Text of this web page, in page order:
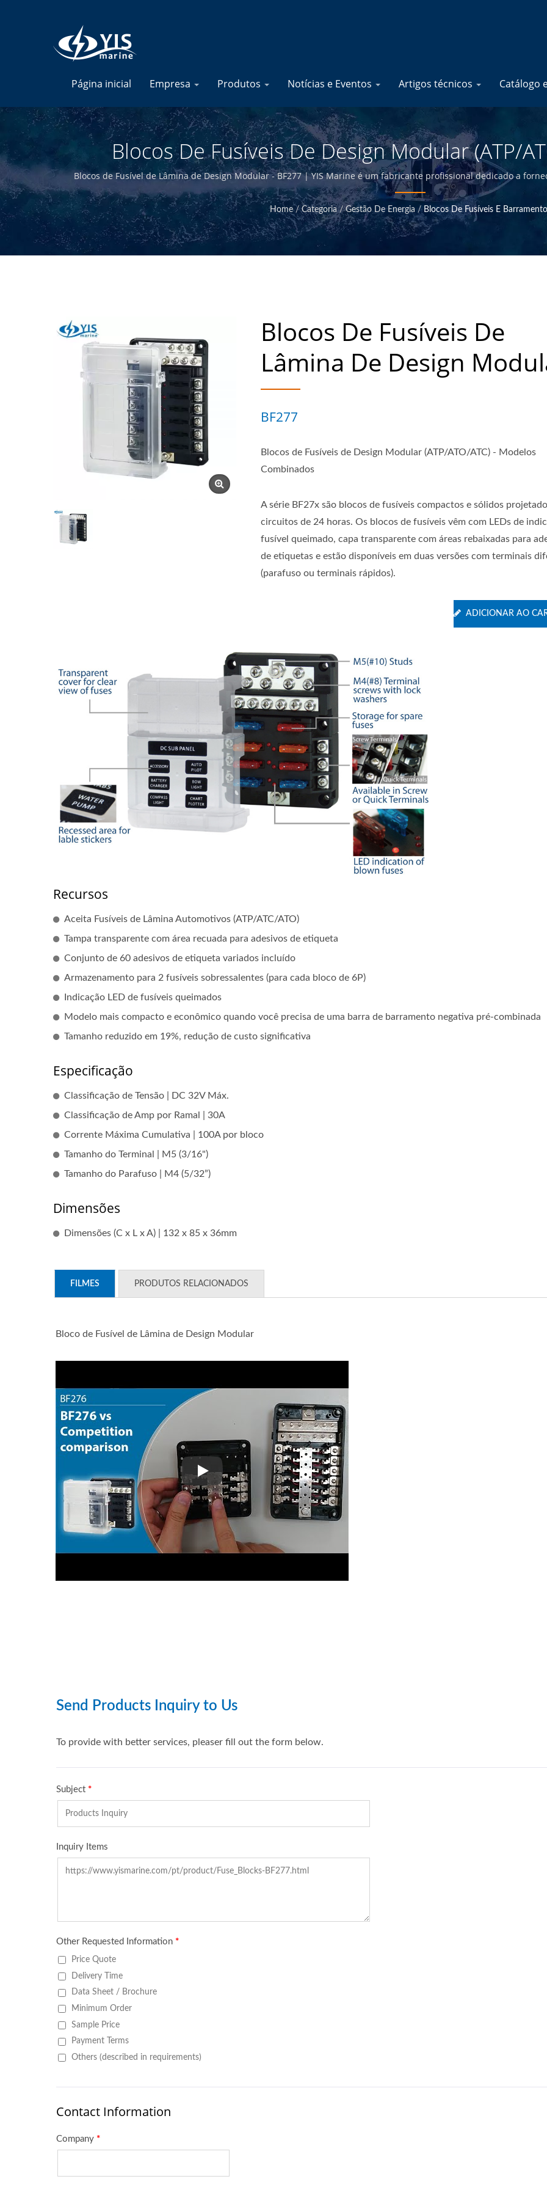
Página inicial Empresa Produtos Notícias e Eventos Artigos técnicos Catálogo
Blocos De Fusíveis De Design Modular (ATP/
Combinados | Blocos De Fusíveis Marinhos -
Elétricos Marinhos | YIS
Blocos de Fusível de Lâmina de Design Modular - BF277 | YIS Marine é um fabricante profissional dedicado a
alta qualidade. Ao projetar e fabricar internamente e ter controle de qualidade na sede de Taiwan, somos capazes
a preços competitivos.
Home / Categoria / Gestão De Energia / Blocos De Fusíveis E
Blocos De Fusíveis De
Lâmina De Design
BF277
Blocos de Fusíveis de Design Modular (ATP/ATO/ATC) - Modelos
Combinados
A série BF27x são blocos de fusíveis compactos e sólidos
circuitos de 24 horas. Os blocos de fusíveis vêm com LEDs de
fusível queimado, capa transparente com áreas rebaixadas para
de etiquetas e estão disponíveis em duas versões com terminais
(parafuso ou terminais rápidos).
ADICIONAR AO
Recursos
Aceita Fusíveis de Lâmina Automotivos (ATP/ATC/ATO)
Tampa transparente com área recuada para adesivos de etiqueta
Conjunto de 60 adesivos de etiqueta variados incluído
Armazenamento para 2 fusíveis sobressalentes (para cada bloco de 6P)
Indicação LED de fusíveis queimados
Modelo mais compacto e econômico quando você precisa de uma barra de barramento negativa pré-combinada
Tamanho reduzido em 19%, redução de custo significativa
Especificação
Classificação de Tensão | DC 32V Máx.
Classificação de Amp por Ramal | 30A
Corrente Máxima Cumulativa | 100A por bloco
Tamanho do Terminal | M5 (3/16")
Tamanho do Parafuso | M4 (5/32”)
Dimensões
Dimensões (C x L x A) | 132 x 85 x 36mm
FILMES PRODUTOS RELACIONADOS
Bloco de Fusível de Lâmina de Design Modular
Bloco de Fusível de Lâmina de Design Modular
Séries De Interruptores